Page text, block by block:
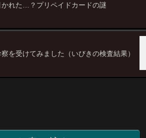
れた…？プリペイドカードの謎
を受けてみました（いびきの検査結果）